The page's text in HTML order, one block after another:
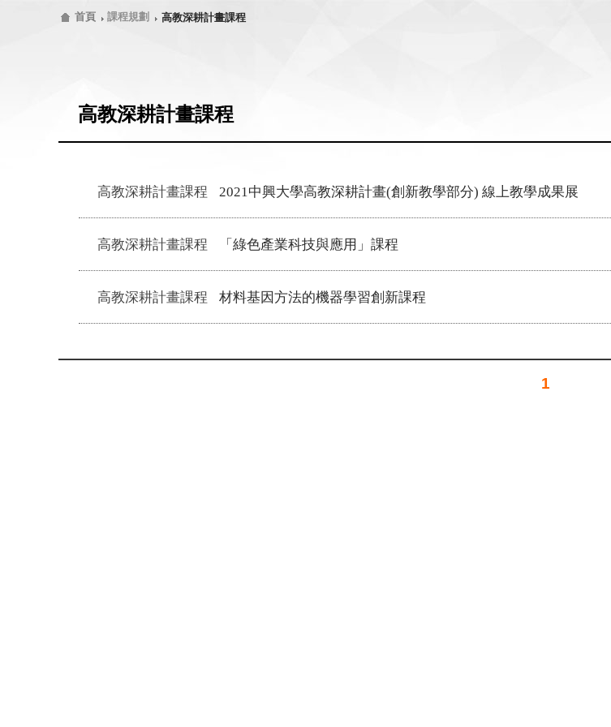
首頁 課程規劃 高教深耕計畫課程
高教深耕計畫課程
高教深耕計畫課程 2021中興大學高教深耕計畫(創新教學部分) 線上教學成果展
高教深耕計畫課程 「綠色產業科技與應用」課程
高教深耕計畫課程 材料基因方法的機器學習創新課程
1